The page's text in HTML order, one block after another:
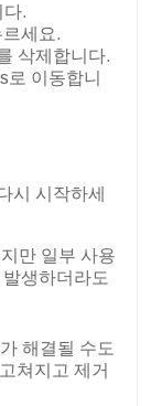
.
세요.
삭제합니다.
로 이동합니
시 시작하세
만 일부 사용
생하더라도
해결될 수도
쳐지고 제거